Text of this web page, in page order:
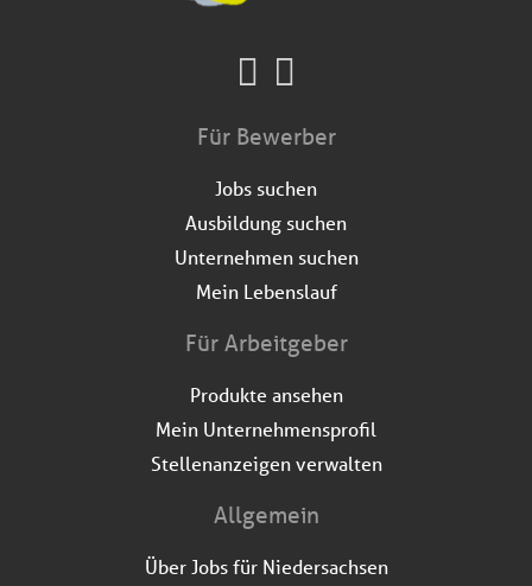
Für Bewerber
Jobs suchen
Ausbildung suchen
Unternehmen suchen
Mein Lebenslauf
Für Arbeitgeber
Produkte ansehen
Mein Unternehmensprofil
Stellenanzeigen verwalten
Allgemein
Über Jobs für Niedersachsen